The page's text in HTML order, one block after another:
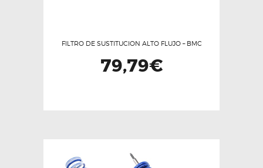
FILTRO DE SUSTITUCION ALTO FLUJO – BMC
79,79€